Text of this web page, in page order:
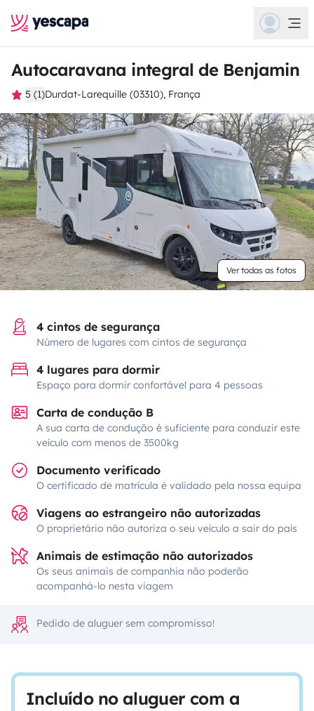
Autocaravana integral de Benjamin
5 (1)Durdat-Larequille (03310), França
Ver todas as fotos
4 cintos de segurança
Número de lugares com cintos de segurança
4 lugares para dormir
Espaço para dormir confortável para 4 pessoas
Carta de condução B
A sua carta de condução é suficiente para conduzir este
veículo com menos de 3500kg
Documento verificado
O certificado de matrícula é validado pela nossa equipa
Viagens ao estrangeiro não autorizadas
O proprietário não autoriza o seu veículo a sair do país
Animais de estimação não autorizados
Os seus animais de companhia não poderão
acompanhá-lo nesta viagem
Pedido de aluguer sem compromisso!
Incluído no aluguer com a